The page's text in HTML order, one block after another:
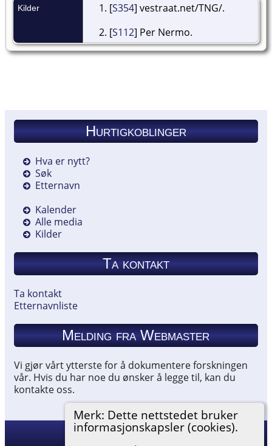
Merk: Dette nettstedet bruker
informasjonskapsler (cookies).
Kilder [S354] vestraat.net/TNG/.
[S112] Per Nermo.
Hurtigkoblinger
Hva er nytt?
Søk
Etternavn
Kalender
Alle media
Kilder
Ta kontakt
Ta kontakt
Etternavnliste
Melding fra Webmaster
Vi gjør vårt ytterste for å dokumentere forskningen
vår. Hvis du har noe du ønsker å legge til, kan du
kontakte oss.
Hemneslekt 2026